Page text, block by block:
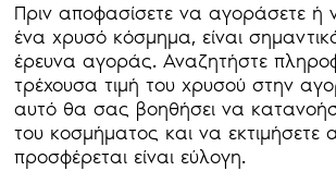
Πριν αποφασίσετε να αγοράσετε ή
ένα χρυσό κόσμημα, είναι
έρευνα αγοράς. Αναζητήστε
τρέχουσα τιμή του χρυσού στην
αυτό θα σας βοηθήσει να
του κοσμήματος και να εκτιμήσετε
προσφέρεται είναι εύλογη.